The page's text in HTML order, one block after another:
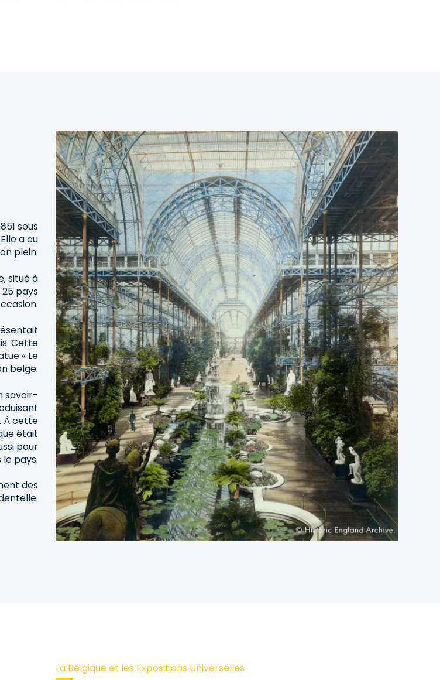
sous
a eu
plein.
situé à
pays
Cette
« Le
belge.
savoir-
À cette
était
pour
pays.
des
La Belgique et les Expositions Universelles